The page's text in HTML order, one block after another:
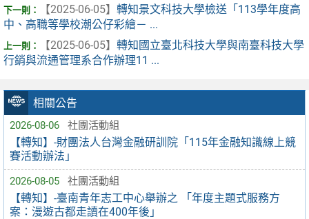
相關公告
2026-08-06 社團活動組
【轉知】-財團法人台灣金融研訓院「115年金融知識線上競
賽活動辦法」
2026-08-05 社團活動組
【轉知】-臺南青年志工中心舉辦之 「年度主題式服務方
案：漫遊古都走讀在400年後」
【2025-06-05】 轉知景文科技大學檢送「113學年度高
中、高職等學校潮公仔彩繪－ ...
【2025-06-05】 轉知國立臺北科技大學與南臺科技大學
行銷與流通管理系合作辦理11 ...